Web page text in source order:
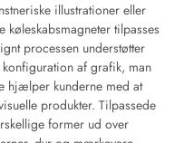
illustrationer eller
køleskabsmagneter tilpasses
processen understøtter
af grafik, man
hjælper kunderne med at
produkter. Tilpassede
former ud over